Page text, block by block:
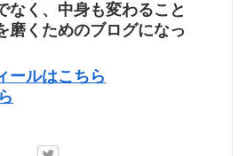
なく、中身も変わること
磨くためのブログになっ
ールはこちら